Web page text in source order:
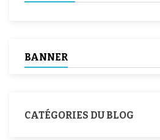
BANNER
CATÉGORIES DU BLOG